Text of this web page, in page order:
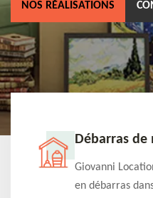
NOS RÉALISATIONS
Débarras de
Giovanni
en débarras